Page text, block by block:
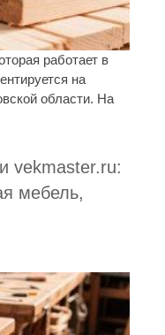
работает в
на
области. На
vekmaster.ru:
мебель,